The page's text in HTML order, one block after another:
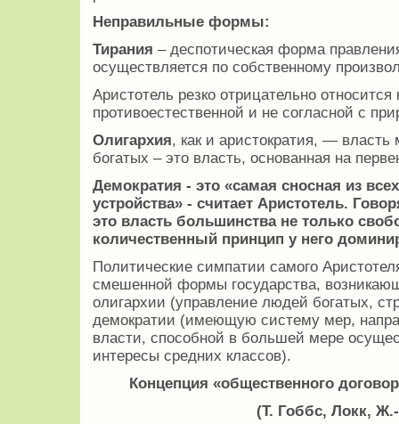
Неправильные формы:
Тирания – деспотическая форма
осуществляется по собственному
Аристотель резко отрицательно
противоестественной и не согласной с
Олигархия, как и аристократия, —
богатых – это власть, основанная на
Демократия - это «самая сносная из
устройства» - считает Аристотель.
это власть большинства не только
количественный принцип у него
Политические симпатии самого
смешенной формы государства,
олигархии (управление людей богатых,
демократии (имеющую систему мер,
власти, способной в большей мере
интересы средних классов).
Концепция «общественного
(Т. Гоббс, Локк,